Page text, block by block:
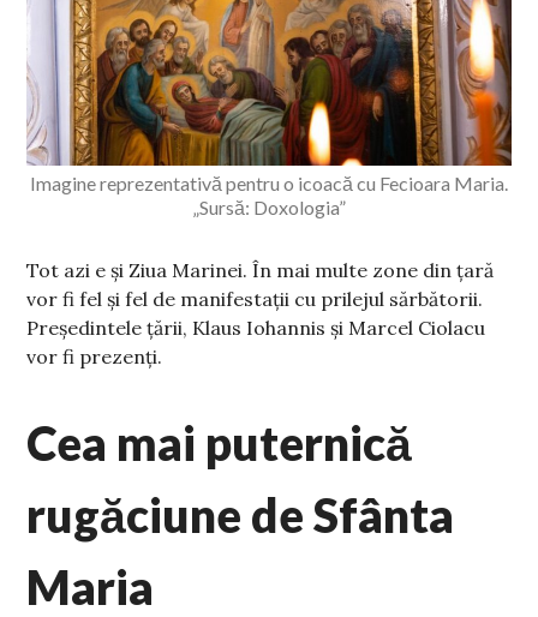
Imagine reprezentativă pentru o icoacă cu Fecioara Maria.
„Sursă: Doxologia”
Tot azi e și Ziua Marinei. În mai multe zone din țară
vor fi fel și fel de manifestații cu prilejul sărbătorii.
Președintele țării, Klaus Iohannis și Marcel Ciolacu
vor fi prezenți.
Cea mai puternică
rugăciune de Sfânta
Maria